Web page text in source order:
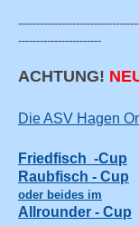
-----------------------
ACHTUNG!
Die ASV Hagen
Friedfisch -Cup
Raubfisch - Cup
oder beides im
Allrounder - Cup